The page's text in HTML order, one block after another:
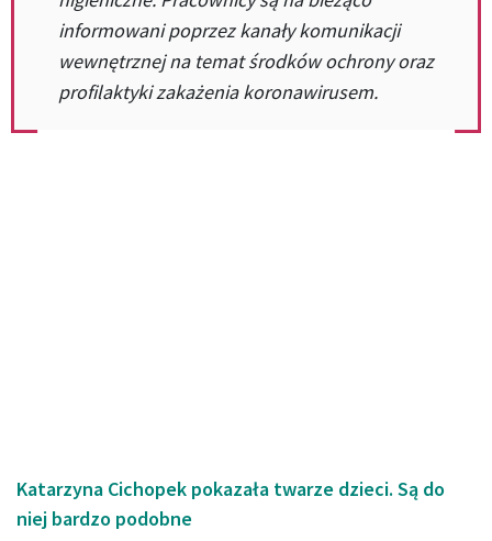
informowani poprzez kanały komunikacji
wewnętrznej na temat środków ochrony oraz
profilaktyki zakażenia koronawirusem.
Katarzyna Cichopek pokazała twarze dzieci. Są do
niej bardzo podobne